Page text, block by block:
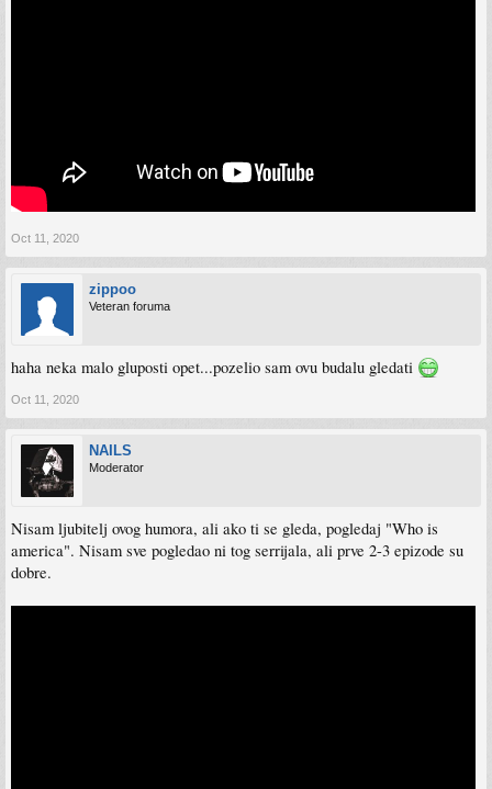
Oct 11, 2020
zippoo
Veteran foruma
haha neka malo gluposti opet...pozelio sam ovu budalu gledati
Oct 11, 2020
NAILS
Moderator
Nisam ljubitelj ovog humora, ali ako ti se gleda, pogledaj "Who is
america". Nisam sve pogledao ni tog serrijala, ali prve 2-3 epizode su
dobre.